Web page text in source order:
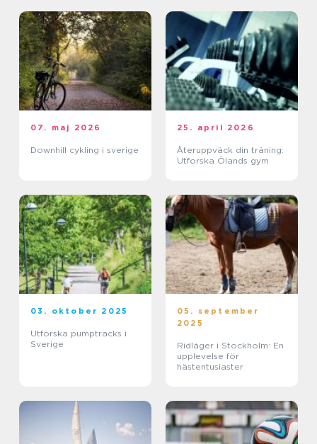
07. maj 2026
Downhill cykling i sverige
25. april 2026
Återuppväck din träning:
Utforska Ölands gym
03. oktober 2025
Utforska pumptracks i
Sverige
05. september
2025
Ridläger i Stockholm: En
upplevelse för
hästentusiaster